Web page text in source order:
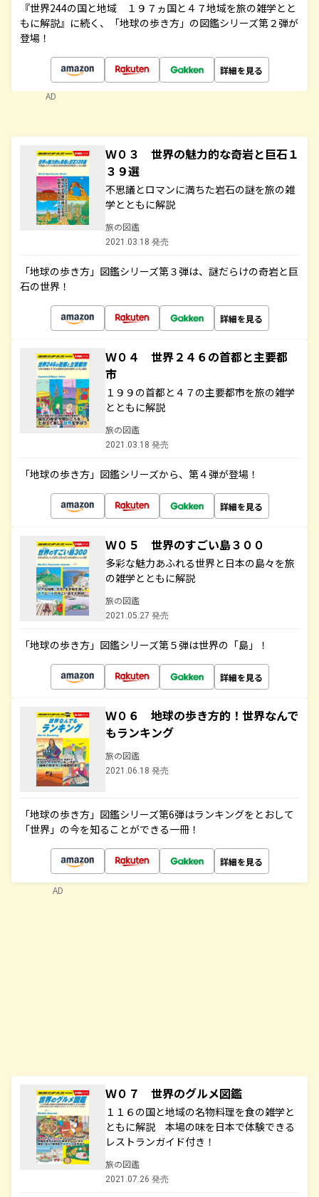
『世界244の国と地域 １９７ヵ国と４７地域を旅の雑学とと
もに解説』に続く、「地球の歩き方」の図鑑シリーズ第２弾が
登場！
詳細を見る
AD
Ｗ０３ 世界の魅力的な奇岩と巨石１
３９選
不思議とロマンに満ちた岩石の謎を旅の雑
学とともに解説
旅の図鑑
2021.03.18 発売
「地球の歩き方」図鑑シリーズ第３弾は、謎だらけの奇岩と巨
石の世界！
詳細を見る
Ｗ０４ 世界２４６の首都と主要都
市
１９９の首都と４７の主要都市を旅の雑学
とともに解説
旅の図鑑
2021.03.18 発売
「地球の歩き方」図鑑シリーズから、第４弾が登場！
詳細を見る
Ｗ０５ 世界のすごい島３００
多彩な魅力あふれる世界と日本の島々を旅
の雑学とともに解説
旅の図鑑
2021.05.27 発売
「地球の歩き方」図鑑シリーズ第５弾は世界の「島」！
詳細を見る
Ｗ０６ 地球の歩き方的！世界なんで
もランキング
旅の図鑑
2021.06.18 発売
「地球の歩き方」図鑑シリーズ第6弾はランキングをとおして
「世界」の今を知ることができる一冊！
詳細を見る
Ｗ０７ 世界のグルメ図鑑
１１６の国と地域の名物料理を食の雑学と
ともに解説 本場の味を日本で体験できる
レストランガイド付き！
旅の図鑑
2021.07.26 発売
AD